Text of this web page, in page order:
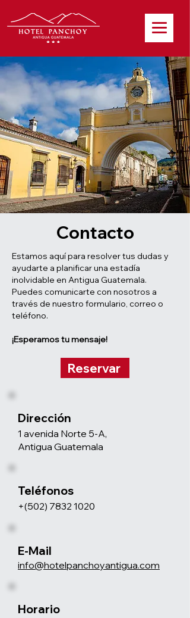
Contacto
Estamos aquí para resolver tus dudas y
ayudarte a planificar una estadía
inolvidable en Antigua Guatemala.
Puedes comunicarte con nosotros a
través de nuestro formulario, correo o
teléfono.
¡Esperamos tu mensaje!
Reservar
Dirección
1 avenida Norte 5-A,
Antigua Guatemala
Teléfonos
+(502) 7832 1020
E-Mail
info@hotelpanchoyantigua.com
Horario